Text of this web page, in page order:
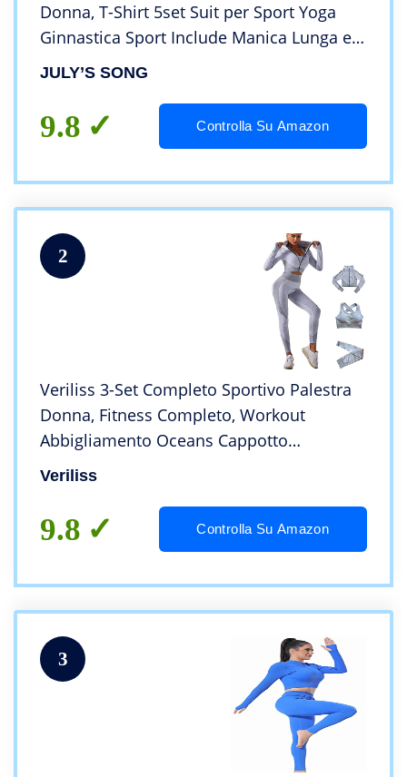
Donna, T-Shirt 5set Suit per Sport Yoga
Ginnastica Sport Include Manica Lunga e
Corta, Pantaloni, Reggiseno, Morbido e
JULY’S SONG
9.8 Controlla Su Amazon
2
Veriliss 3-Set Completo Sportivo Palestra
Donna, Fitness Completo, Workout
Abbigliamento Oceans Cappotto
Reggiseno Sportivo Ghette (Grigio, L)
Veriliss
9.8 Controlla Su Amazon
3